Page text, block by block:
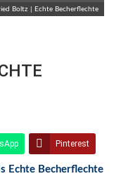
Boltz | Echte Becherflechte
Pinterest
Telegram
Echte Becherflechte